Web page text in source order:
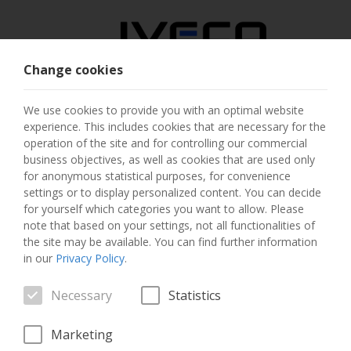
AUSTRIA
SELECT COUNTRY
CHANGE LANGUAGE
Toggle
navigation
MENU
Change cookies
We use cookies to provide you with an optimal website
experience. This includes cookies that are necessary for the
operation of the site and for controlling our commercial
business objectives, as well as cookies that are used only
for anonymous statistical purposes, for convenience
settings or to display personalized content. You can decide
for yourself which categories you want to allow. Please
note that based on your settings, not all functionalities of
the site may be available. You can find further information
in our Privacy Policy.
Necessary Statistics
Marketing